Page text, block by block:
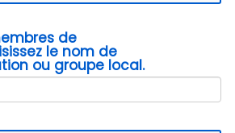
de
le nom de
ou groupe local.